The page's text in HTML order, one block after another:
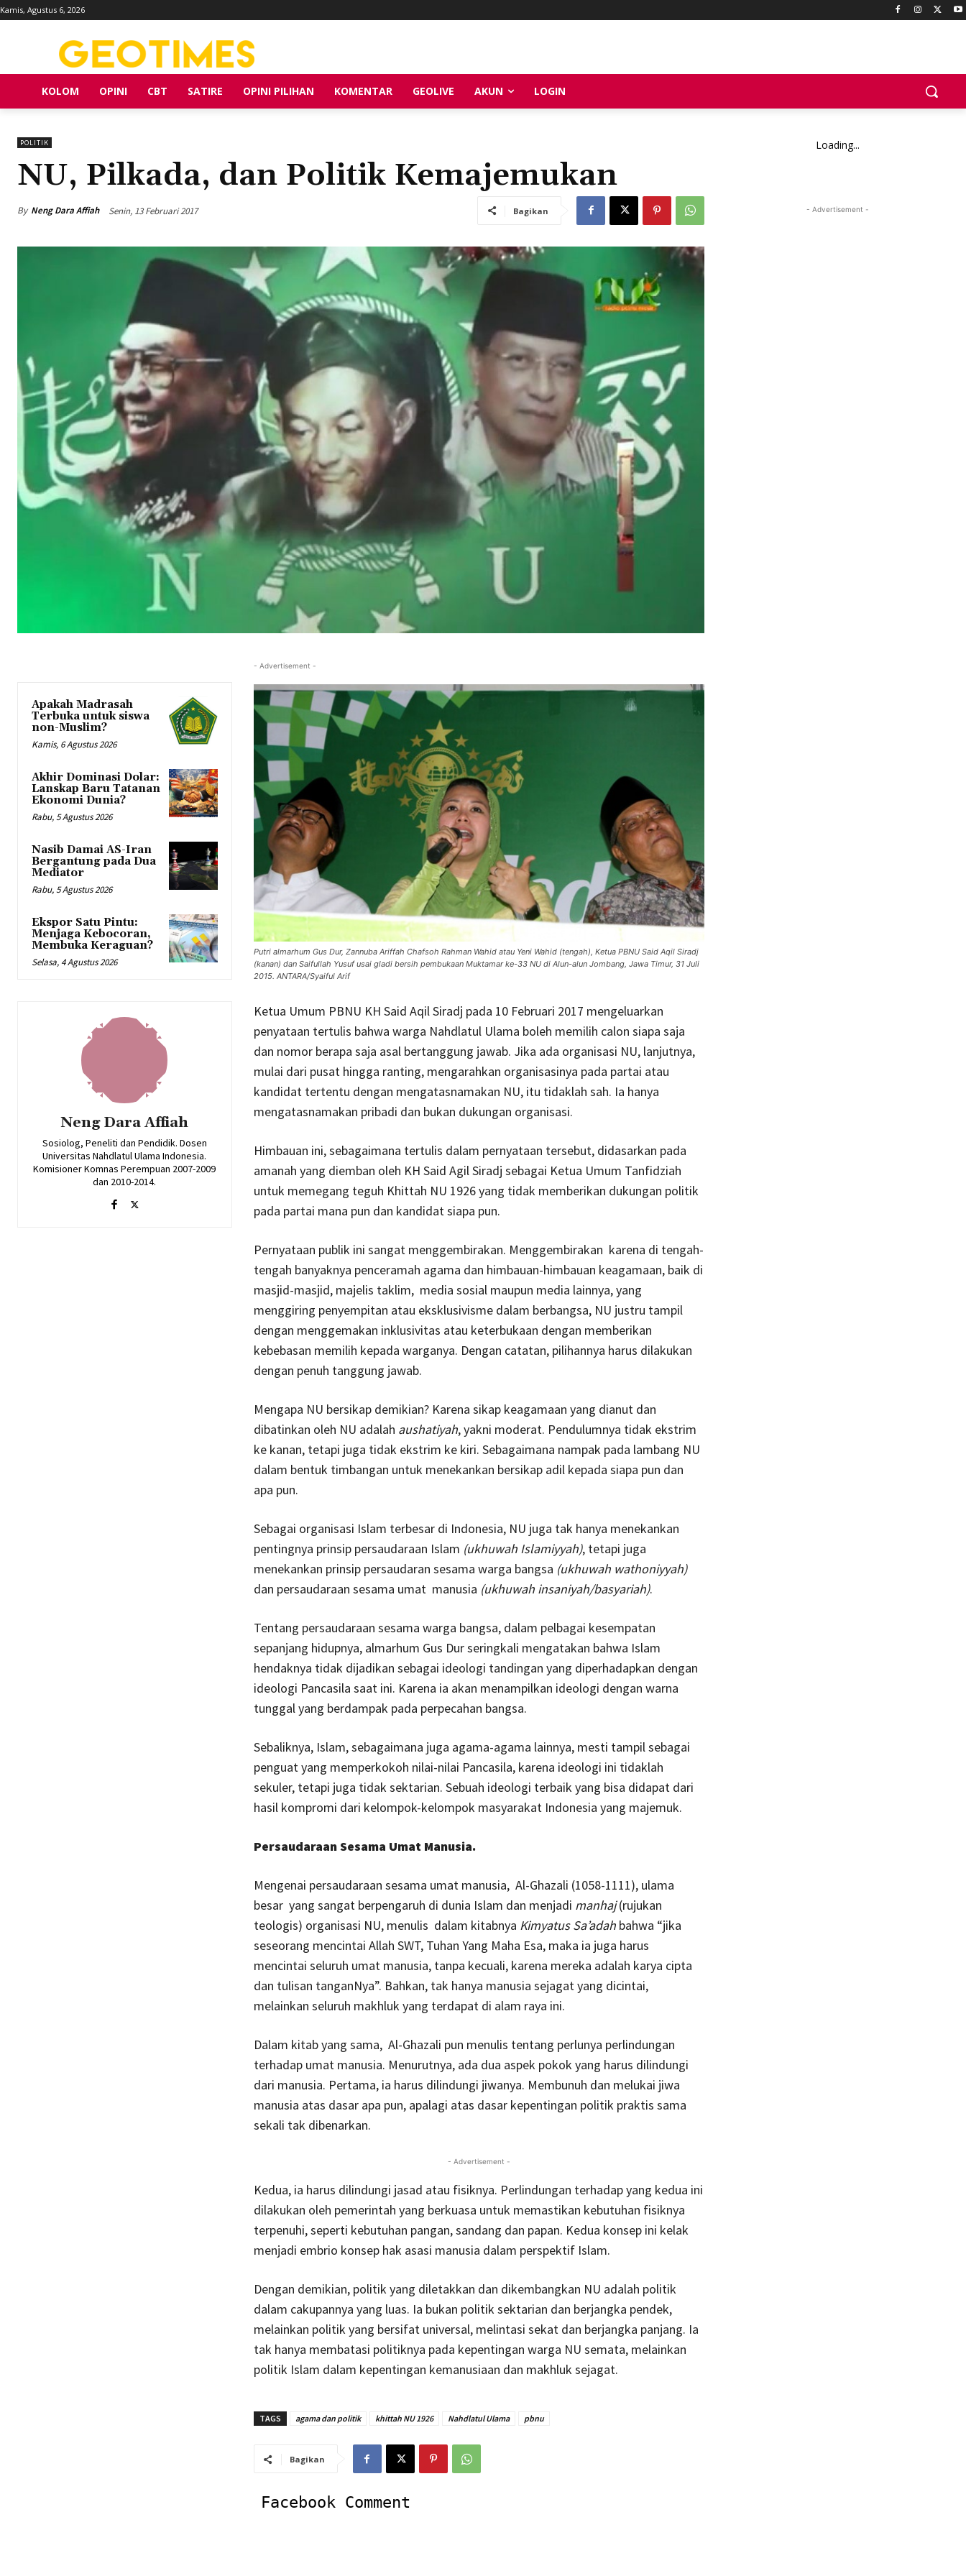
Kamis, Agustus 6, 2026
KOLOM OPINI CBT SATIRE OPINI PILIHAN KOMENTAR GEOLIVE AKUN LOGIN
POLITIK
NU, Pilkada, dan Politik Kemajemukan
By Neng Dara Affiah Senin, 13 Februari 2017 Bagikan
Apakah Madrasah
Terbuka untuk siswa
non-Muslim?
Kamis, 6 Agustus 2026
Akhir Dominasi Dolar:
Lanskap Baru Tatanan
Ekonomi Dunia?
Rabu, 5 Agustus 2026
Nasib Damai AS-Iran
Bergantung pada Dua
Mediator
Rabu, 5 Agustus 2026
Ekspor Satu Pintu:
Menjaga Kebocoran,
Membuka Keraguan?
Selasa, 4 Agustus 2026
Neng Dara Affiah
Sosiolog, Peneliti dan Pendidik. Dosen
Universitas Nahdlatul Ulama Indonesia.
Komisioner Komnas Perempuan 2007-2009
dan 2010-2014.
- Advertisement -
Putri almarhum Gus Dur, Zannuba Ariffah Chafsoh Rahman Wahid atau Yeni Wahid (tengah), Ketua PBNU Said Aqil Siradj
(kanan) dan Saifullah Yusuf usai gladi bersih pembukaan Muktamar ke-33 NU di Alun-alun Jombang, Jawa Timur, 31 Juli
2015. ANTARA/Syaiful Arif
Ketua Umum PBNU KH Said Aqil Siradj pada 10 Februari 2017 mengeluarkan
penyataan tertulis bahwa warga Nahdlatul Ulama boleh memilih calon siapa saja
dan nomor berapa saja asal bertanggung jawab. Jika ada organisasi NU, lanjutnya,
mulai dari pusat hingga ranting, mengarahkan organisasinya pada partai atau
kandidat tertentu dengan mengatasnamakan NU, itu tidaklah sah. Ia hanya
mengatasnamakan pribadi dan bukan dukungan organisasi.
Himbauan ini, sebagaimana tertulis dalam pernyataan tersebut, didasarkan pada
amanah yang diemban oleh KH Said Agil Siradj sebagai Ketua Umum Tanfidziah
untuk memegang teguh Khittah NU 1926 yang tidak memberikan dukungan politik
pada partai mana pun dan kandidat siapa pun.
Pernyataan publik ini sangat menggembirakan. Menggembirakan karena di tengah-
tengah banyaknya penceramah agama dan himbauan-himbauan keagamaan, baik di
masjid-masjid, majelis taklim, media sosial maupun media lainnya, yang
menggiring penyempitan atau eksklusivisme dalam berbangsa, NU justru tampil
dengan menggemakan inklusivitas atau keterbukaan dengan memberikan
kebebasan memilih kepada warganya. Dengan catatan, pilihannya harus dilakukan
dengan penuh tanggung jawab.
Mengapa NU bersikap demikian? Karena sikap keagamaan yang dianut dan
dibatinkan oleh NU adalah aushatiyah, yakni moderat. Pendulumnya tidak ekstrim
ke kanan, tetapi juga tidak ekstrim ke kiri. Sebagaimana nampak pada lambang NU
dalam bentuk timbangan untuk menekankan bersikap adil kepada siapa pun dan
apa pun.
Sebagai organisasi Islam terbesar di Indonesia, NU juga tak hanya menekankan
pentingnya prinsip persaudaraan Islam (ukhuwah Islamiyyah), tetapi juga
menekankan prinsip persaudaran sesama warga bangsa (ukhuwah wathoniyyah)
dan persaudaraan sesama umat manusia (ukhuwah insaniyah/basyariah).
Tentang persaudaraan sesama warga bangsa, dalam pelbagai kesempatan
sepanjang hidupnya, almarhum Gus Dur seringkali mengatakan bahwa Islam
hendaknya tidak dijadikan sebagai ideologi tandingan yang diperhadapkan dengan
ideologi Pancasila saat ini. Karena ia akan menampilkan ideologi dengan warna
tunggal yang berdampak pada perpecahan bangsa.
Sebaliknya, Islam, sebagaimana juga agama-agama lainnya, mesti tampil sebagai
penguat yang memperkokoh nilai-nilai Pancasila, karena ideologi ini tidaklah
sekuler, tetapi juga tidak sektarian. Sebuah ideologi terbaik yang bisa didapat dari
hasil kompromi dari kelompok-kelompok masyarakat Indonesia yang majemuk.
Persaudaraan Sesama Umat Manusia.
Mengenai persaudaraan sesama umat manusia, Al-Ghazali (1058-1111), ulama
besar yang sangat berpengaruh di dunia Islam dan menjadi manhaj(rujukan
teologis) organisasi NU, menulis dalam kitabnya Kimyatus Sa’adah bahwa “jika
seseorang mencintai Allah SWT, Tuhan Yang Maha Esa, maka ia juga harus
mencintai seluruh umat manusia, tanpa kecuali, karena mereka adalah karya cipta
dan tulisan tanganNya”. Bahkan, tak hanya manusia sejagat yang dicintai,
melainkan seluruh makhluk yang terdapat di alam raya ini.
Dalam kitab yang sama, Al-Ghazali pun menulis tentang perlunya perlindungan
terhadap umat manusia. Menurutnya, ada dua aspek pokok yang harus dilindungi
dari manusia. Pertama, ia harus dilindungi jiwanya. Membunuh dan melukai jiwa
manusia atas dasar apa pun, apalagi atas dasar kepentingan politik praktis sama
sekali tak dibenarkan.
- Advertisement -
Kedua, ia harus dilindungi jasad atau fisiknya. Perlindungan terhadap yang kedua ini
dilakukan oleh pemerintah yang berkuasa untuk memastikan kebutuhan fisiknya
terpenuhi, seperti kebutuhan pangan, sandang dan papan. Kedua konsep ini kelak
menjadi embrio konsep hak asasi manusia dalam perspektif Islam.
Dengan demikian, politik yang diletakkan dan dikembangkan NU adalah politik
dalam cakupannya yang luas. Ia bukan politik sektarian dan berjangka pendek,
melainkan politik yang bersifat universal, melintasi sekat dan berjangka panjang. Ia
tak hanya membatasi politiknya pada kepentingan warga NU semata, melainkan
politik Islam dalam kepentingan kemanusiaan dan makhluk sejagat.
TAGS agama dan politik khittah NU 1926 Nahdlatul Ulama pbnu
Bagikan
Facebook Comment
Loading...
- Advertisement -